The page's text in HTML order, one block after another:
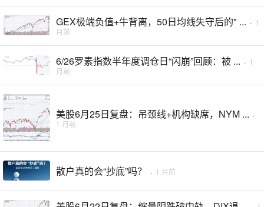
GEX极端负值+牛背离，50日均线失守后的" ... · 1
月前
6/26罗素指数半年度调仓日“闪崩”回顾：被 ... · 1
月前
美股6月25日复盘：吊颈线+机构缺席，NYM ... ·
1 月前
散户真的会“抄底”吗？ · 1 月前